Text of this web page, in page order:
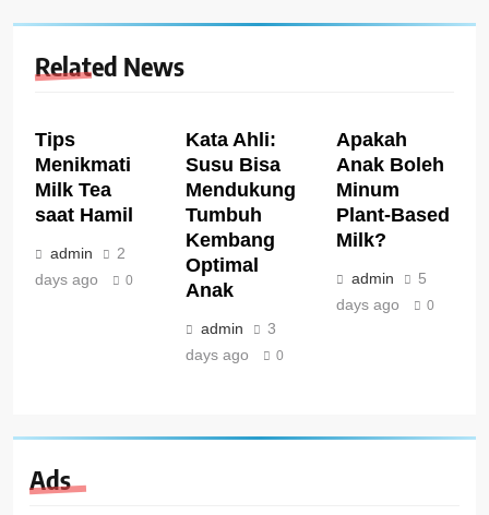
Related News
Tips
Menikmati
Milk Tea
saat Hamil
admin
2
days ago
0
Kata Ahli:
Susu Bisa
Mendukung
Tumbuh
Kembang
Optimal
Anak
admin
3
days ago
0
Apakah
Anak Boleh
Minum
Plant-Based
Milk?
admin
5
days ago
0
Ads